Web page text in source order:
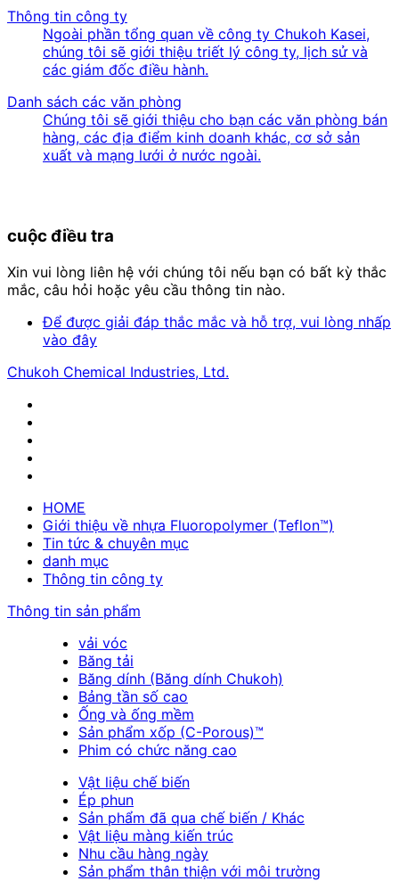
Thông tin công ty
Ngoài phần tổng quan về công ty Chukoh Kasei,
chúng tôi sẽ giới thiệu triết lý công ty, lịch sử và
các giám đốc điều hành.
Danh sách các văn phòng
Chúng tôi sẽ giới thiệu cho bạn các văn phòng bán
hàng, các địa điểm kinh doanh khác, cơ sở sản
xuất và mạng lưới ở nước ngoài.
cuộc điều tra
Xin vui lòng liên hệ với chúng tôi nếu bạn có bất kỳ thắc
mắc, câu hỏi hoặc yêu cầu thông tin nào.
Để được giải đáp thắc mắc và hỗ trợ, vui lòng nhấp
vào đây
Chukoh Chemical Industries, Ltd.
HOME
Giới thiệu về nhựa Fluoropolymer (Teflon™)
Tin tức & chuyên mục
danh mục
Thông tin công ty
Thông tin sản phẩm
vải vóc
Băng tải
Băng dính (Băng dính Chukoh)
Bảng tần số cao
Ống và ống mềm
Sản phẩm xốp (C-Porous)™
Phim có chức năng cao
Vật liệu chế biến
Ép phun
Sản phẩm đã qua chế biến / Khác
Vật liệu màng kiến trúc
Nhu cầu hàng ngày
Sản phẩm thân thiện với môi trường